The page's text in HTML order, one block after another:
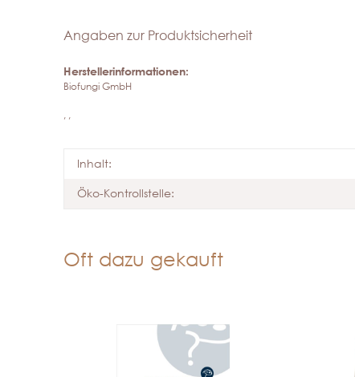
Angaben zur Produktsicherheit
Herstellerinformationen:
Biofungi GmbH
, ,
Inhalt:
Öko-Kontrollstelle:
Oft dazu gekauft